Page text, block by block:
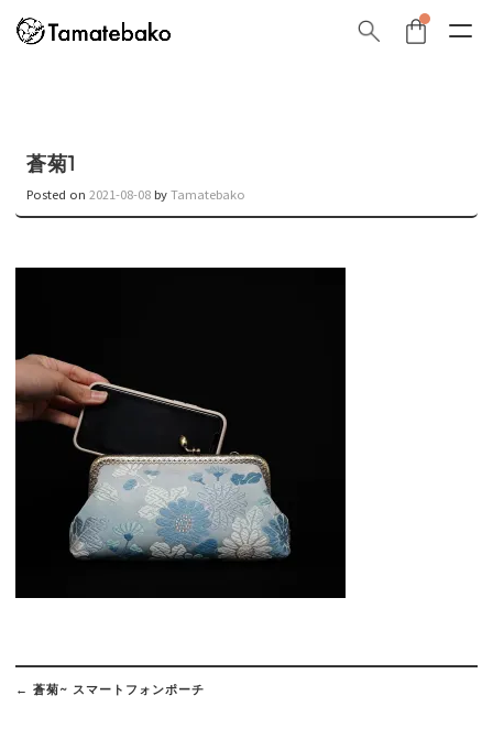
蒼菊1
Posted on 2021-08-08 byTamatebako
Post
navigation
← 蒼菊~ スマートフォンポーチ